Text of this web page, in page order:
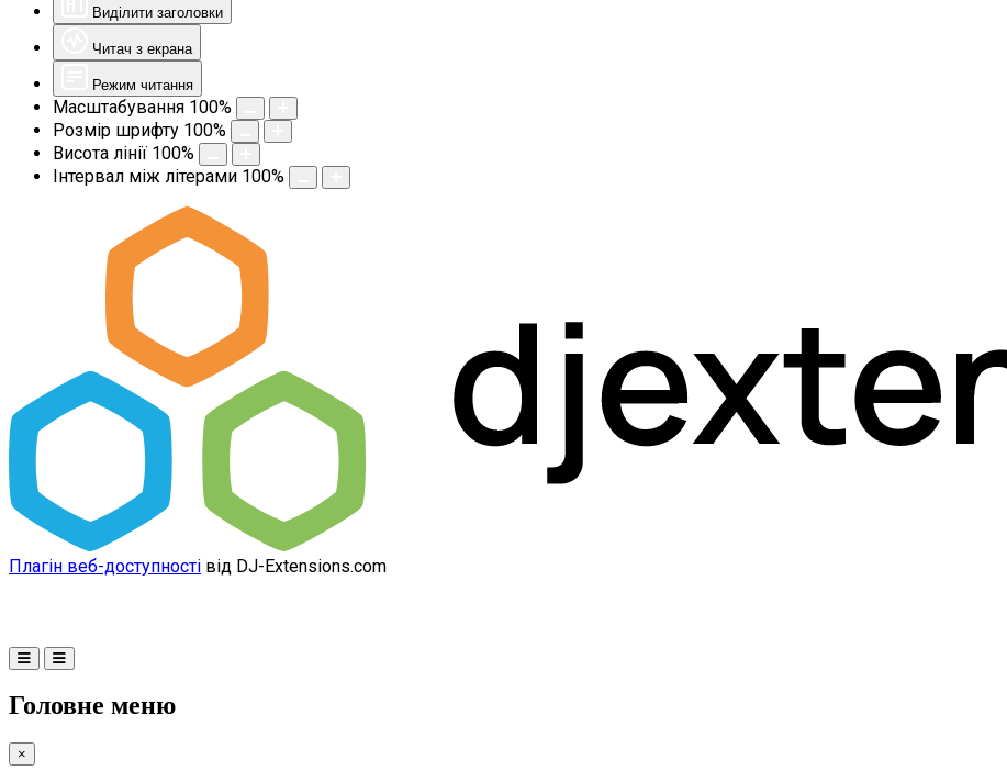
Виділити заголовки
Читач з екрана
Режим читання
Масштабування 100%
Розмір шрифту 100%
Висота лінії 100%
Інтервал між літерами 100%
Плагін веб-доступності від DJ-Extensions.com
Головне меню
×